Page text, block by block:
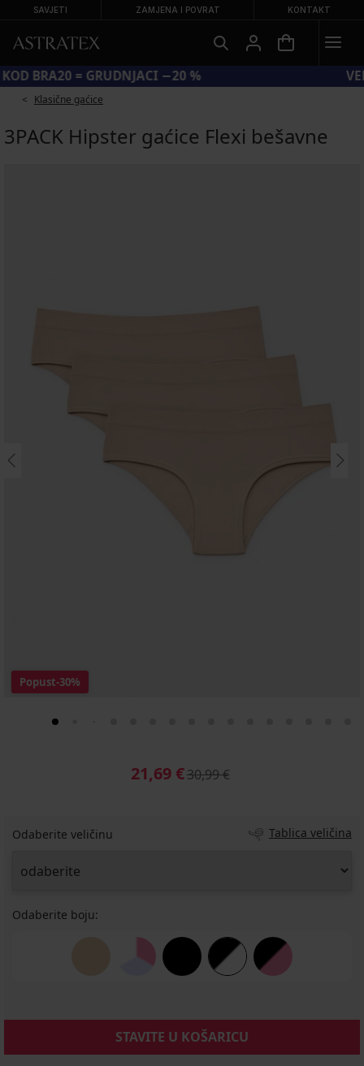
SAVJETI ZAMJENA I POVRAT KONTAKT
KOD BRA20 = GRUDNJACI −20 %
Klasične gaćice
3PACK Hipster gaćice Flexi bešavne
Popust-30%
21,69 €30,99 €
Odaberite veličinu Tablica veličina
Odaberite boju:
STAVITE U KOŠARICU